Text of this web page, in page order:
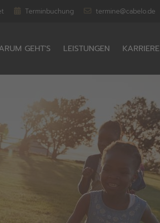
Terminbuchung termine@cabelo.de
GEHT'S LEISTUNGEN KARRIERE